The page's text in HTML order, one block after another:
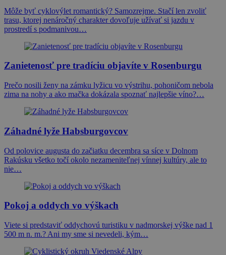
Môže byť cyklovýlet romantický? Samozrejme. Stačí len zvoliť
trasu, ktorej nenáročný charakter dovoľuje užívať si jazdu v
prostredí s podmanivou…
Zanietenosť pre tradíciu objavíte v Rosenburgu
Prečo nosili ženy na zámku lyžicu vo výstrihu, pohoničom nebola
zima na nohy a ako mačka dokázala spoznať najlepšie víno?…
Záhadné lyže Habsburgovcov
Od polovice augusta do začiatku decembra sa síce v Dolnom
Rakúsku všetko točí okolo nezameniteľnej vínnej kultúry, ale to
nie…
Pokoj a oddych vo výškach
Viete si predstaviť oddychovú turistiku v nadmorskej výške nad 1
500 m n. m.? Ani my sme si nevedeli, kým…